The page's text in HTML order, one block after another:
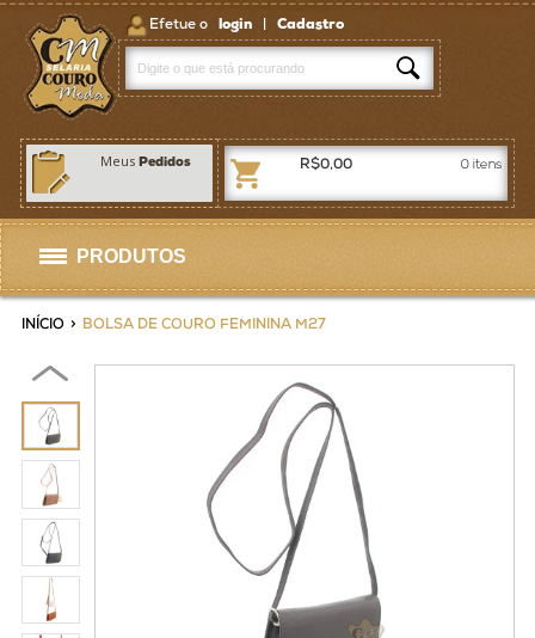
Efetue o login Cadastro
MeusPedidos 0itens
R$0,00
PRODUTOS
Selas
Artigos p/ Selaria
Bolsas / Pastas
Homens
Mulheres
Crianças
Couros
INÍCIO > BOLSA DE COURO FEMININA M27